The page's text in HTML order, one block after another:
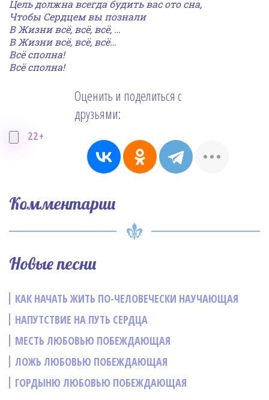
Цель должна всегда будить вас ото сна,
Чтобы Сердцем вы познали
В Жизни всё, всё, всё, …
В Жизни всё, всё, всё…
Всё сполна!
Всё сполна!
22+
Оценить и поделиться с
друзьями:
Комментарии
Новые песни
КАК НАЧАТЬ ЖИТЬ ПО-ЧЕЛОВЕЧЕСКИ НАУЧАЮЩАЯ
НАПУТСТВИЕ НА ПУТЬ СЕРДЦА
МЕСТЬ ЛЮБОВЬЮ ПОБЕЖДАЮЩАЯ
ЛОЖЬ ЛЮБОВЬЮ ПОБЕЖДАЮЩАЯ
ГОРДЫНЮ ЛЮБОВЬЮ ПОБЕЖДАЮЩАЯ